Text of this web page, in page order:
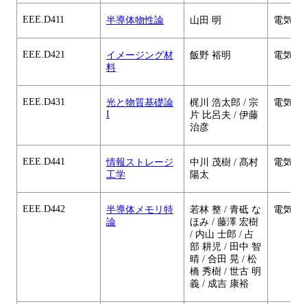
EEE.D411 半導体物性論 山田 明 電気電
EEE.D421
イメージング材
料
飯野 裕明 電気電
EEE.D431
光と物質基礎論
I
梶川 浩太郎 / 宗
片 比呂夫 / 伊藤
治彦
電気電
EEE.D441
情報ストレージ
工学
中川 茂樹 / 髙村
陽太
電気電
EEE.D442
半導体メモリ特
論
若林 整 / 青砥 な
ほみ / 藤澤 宏樹
/ 内山 士郎 / 占
部 耕児 / 田中 智
晴 / 合田 晃 / 松
橋 秀樹 / 世古 明
義 / 成吉 康裕
電気電